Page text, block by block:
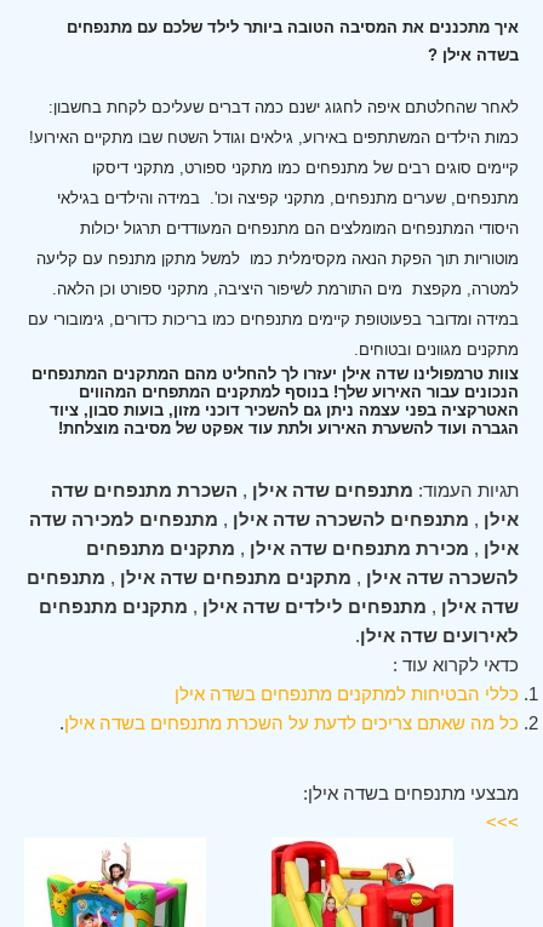
איך מתכננים את המסיבה הטובה ביותר לילד שלכם עם מתנפחים
בשדה אילן ?
לאחר שהחלטתם איפה לחגוג ישנם כמה דברים שעליכם לקחת בחשבון:
כמות הילדים המשתתפים באירוע, גילאים וגודל השטח שבו מתקיים האירוע!
קיימים סוגים רבים של מתנפחים כמו מתקני ספורט, מתקני דיסקו
מתנפחים, שערים מתנפחים, מתקני קפיצה וכו'. במידה והילדים בגילאי
היסודי המתנפחים המומלצים הם מתנפחים המעודדים תרגול יכולות
מוטוריות תוך הפקת הנאה מקסימלית כמו למשל מתקן מתנפח עם קליעה
למטרה, מקפצת מים התורמת לשיפור היציבה, מתקני ספורט וכן הלאה.
במידה ומדובר בפעוטופת קיימים מתנפחים כמו בריכות כדורים, גימובורי עם
מתקנים מגוונים ובטוחים.
צוות טרמפולינו שדה אילן יעזרו לך להחליט מהם המתקנים המתנפחים
הנכונים עבור האירוע שלך! בנוסף למתקנים המתפחים המהווים
האטרקציה בפני עצמה ניתן גם להשכיר דוכני מזון, בועות סבון, ציוד
הגברה ועוד להשערת האירוע ולתת עוד אפקט של מסיבה מוצלחת!
תגיות העמוד: מתנפחים שדה אילן , השכרת מתנפחים שדה
אילן , מתנפחים להשכרה שדה אילן , מתנפחים למכירה שדה
אילן , מכירת מתנפחים שדה אילן , מתקנים מתנפחים
להשכרה שדה אילן , מתקנים מתנפחים שדה אילן , מתנפחים
שדה אילן , מתנפחים לילדים שדה אילן , מתקנים מתנפחים
לאירועים שדה אילן.
כדאי לקרוא עוד :
כללי הבטיחות למתקנים מתנפחים בשדה אילן
כל מה שאתם צריכים לדעת על השכרת מתנפחים בשדה אילן.
מבצעי מתנפחים בשדה אילן:
>>>